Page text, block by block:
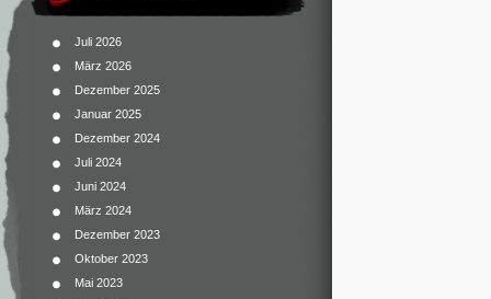
Juli 2026
März 2026
Dezember 2025
Januar 2025
Dezember 2024
Juli 2024
Juni 2024
März 2024
Dezember 2023
Oktober 2023
Mai 2023